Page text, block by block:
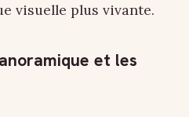
visuelle plus vivante.
et les